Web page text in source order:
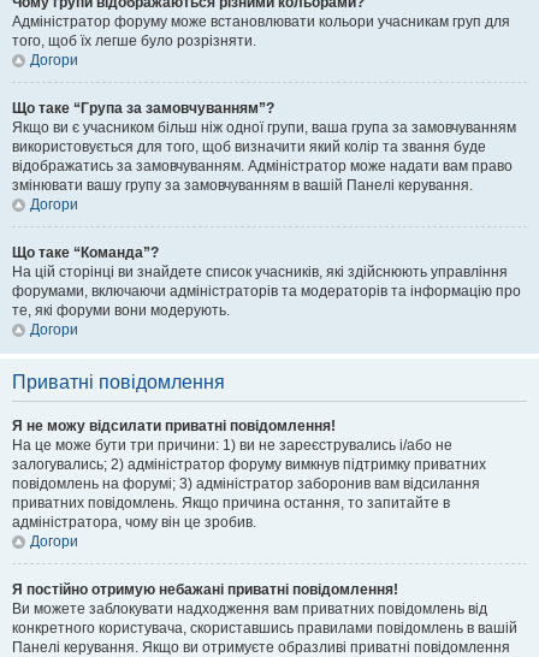
Адміністратор форуму може встановлювати кольори учасникам груп для
того, щоб їх легше було розрізняти.
Догори
Що таке “Група за замовчуванням”?
Якщо ви є учасником більш ніж одної групи, ваша група за замовчуванням
використовується для того, щоб визначити який колір та звання буде
відображатись за замовчуванням. Адміністратор може надати вам право
змінювати вашу групу за замовчуванням в вашій Панелі керування.
Догори
Що таке “Команда”?
На цій сторінці ви знайдете список учасників, які здійснюють управління
форумами, включаючи адміністраторів та модераторів та інформацію про
те, які форуми вони модерують.
Догори
Приватні повідомлення
Я не можу відсилати приватні повідомлення!
На це може бути три причини: 1) ви не зареєструвались і/або не
залогувались; 2) адміністратор форуму вимкнув підтримку приватних
повідомлень на форумі; 3) адміністратор заборонив вам відсилання
приватних повідомлень. Якщо причина остання, то запитайте в
адміністратора, чому він це зробив.
Догори
Я постійно отримую небажані приватні повідомлення!
Ви можете заблокувати надходження вам приватних повідомлень від
конкретного користувача, скориставшись правилами повідомлень в вашій
Панелі керування. Якщо ви отримуєте образливі приватні повідомлення